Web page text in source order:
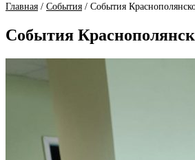
Главная / События / События
События